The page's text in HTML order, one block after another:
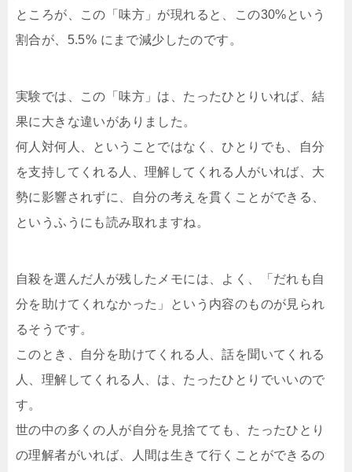
ところが、この「味方」が現れると、この30%という
割合が、5.5% にまで減少したのです。
実験では、この「味方」は、たったひとりいれば、結
果に大きな違いがありました。
何人対何人、ということではなく、ひとりでも、自分
を支持してくれる人、理解してくれる人がいれば、大
勢に影響されずに、自分の考えを貫くことができる、
というふうにも読み取れますね。
自殺を選んだ人が残したメモには、よく、「だれも自
分を助けてくれなかった」という内容のものが見られ
るそうです。
このとき、自分を助けてくれる人、話を聞いてくれる
人、理解してくれる人、は、たったひとりでいいので
す。
世の中の多くの人が自分を見捨てても、たったひとり
の理解者がいれば、人間は生きて行くことができるの